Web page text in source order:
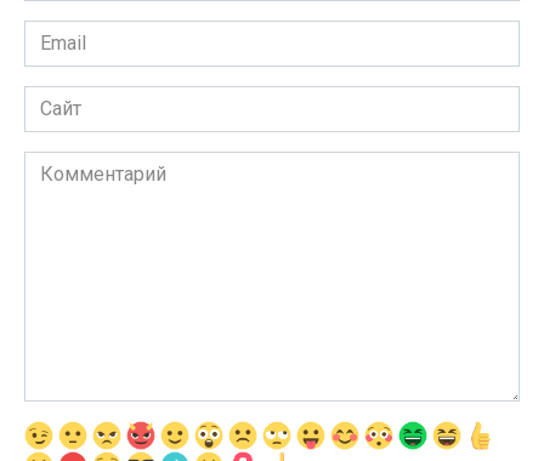
Email
*
Сайт
Комментарий